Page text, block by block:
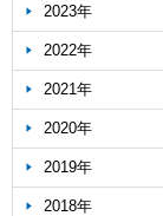
2023年
2022年
2021年
2020年
2019年
2018年